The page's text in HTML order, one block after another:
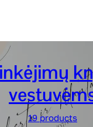
19 products